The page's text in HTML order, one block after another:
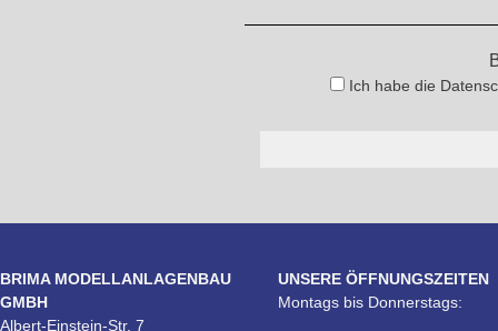
Ich habe die
BRIMA MODELLANLAGENBAU
GMBH
Albert-Einstein-Str. 7
UNSERE ÖFFNUNGSZEITEN
Montags bis Donnerstags: